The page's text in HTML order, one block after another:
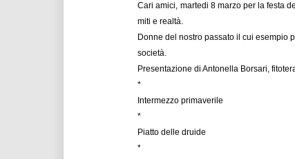
Cari amici, martedi 8 marzo per la festa
miti e realtà.
Donne del nostro passato il cui esempio
società.
Presentazione di Antonella Borsari,
*
Intermezzo primaverile
*
Piatto delle druide
*